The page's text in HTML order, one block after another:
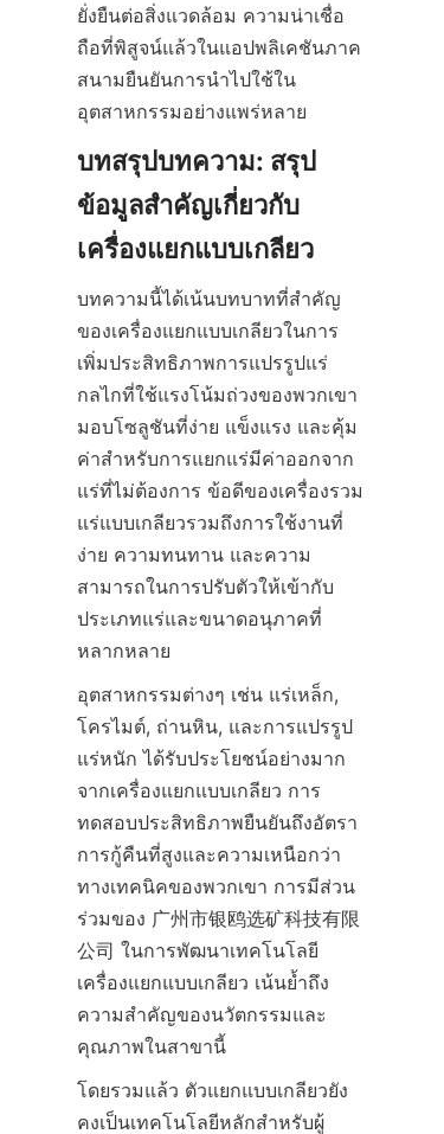
ยั่งยืนต่อสิ่งแวดล้อม ความน่าเชื่อ
ถือที่พิสูจน์แล้วในแอปพลิเคชันภาค
สนามยืนยันการนำไปใช้ใน
อุตสาหกรรมอย่างแพร่หลาย
บทสรุปบทความ: สรุป
ข้อมูลสำคัญเกี่ยวกับ
เครื่องแยกแบบเกลียว
บทความนี้ได้เน้นบทบาทที่สำคัญ
ของเครื่องแยกแบบเกลียวในการ
เพิ่มประสิทธิภาพการแปรรูปแร่
กลไกที่ใช้แรงโน้มถ่วงของพวกเขา
มอบโซลูชันที่ง่าย แข็งแรง และคุ้ม
ค่าสำหรับการแยกแร่มีค่าออกจาก
แร่ที่ไม่ต้องการ ข้อดีของเครื่องรวม
แร่แบบเกลียวรวมถึงการใช้งานที่
ง่าย ความทนทาน และความ
สามารถในการปรับตัวให้เข้ากับ
ประเภทแร่และขนาดอนุภาคที่
หลากหลาย
อุตสาหกรรมต่างๆ เช่น แร่เหล็ก,
โครไมต์, ถ่านหิน, และการแปรรูป
แร่หนัก ได้รับประโยชน์อย่างมาก
จากเครื่องแยกแบบเกลียว การ
ทดสอบประสิทธิภาพยืนยันถึงอัตรา
การกู้คืนที่สูงและความเหนือกว่า
ทางเทคนิคของพวกเขา การมีส่วน
ร่วมของ 广州市银鸥选矿科技有限
公司 ในการพัฒนาเทคโนโลยี
เครื่องแยกแบบเกลียว เน้นย้ำถึง
ความสำคัญของนวัตกรรมและ
คุณภาพในสาขานี้
โดยรวมแล้ว ตัวแยกแบบเกลียวยัง
คงเป็นเทคโนโลยีหลักสำหรับผู้